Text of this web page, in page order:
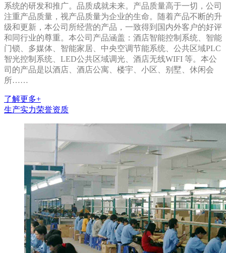
系统的研发和推广。品质成就未来。产品质量高于一切，公司
注重产品质量，视产品质量为企业的生命。随着产品不断的升
级和更新，本公司所经营的产品，一致得到国内外客户的好评
和同行业的尊重。本公司产品涵盖：酒店智能控制系统、智能
门锁、多媒体、智能家居、中央空调节能系统、公共区域PLC
智光控制系统、LED公共区域调光、酒店无线WIFI 等。本公
司的产品是以酒店、酒店公寓、楼宇、小区、别墅、休闲会
所……
了解更多+
生产实力荣誉资质